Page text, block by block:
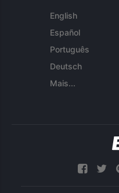
English
Español
Português
Deutsch
Mais...